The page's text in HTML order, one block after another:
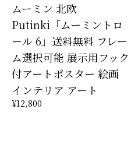
ムーミン 北欧
Putinki「ムーミントロ
ール 6」送料無料 フレー
ム選択可能 展示用フック
付アートポスター 絵画
インテリア アート
¥12,800